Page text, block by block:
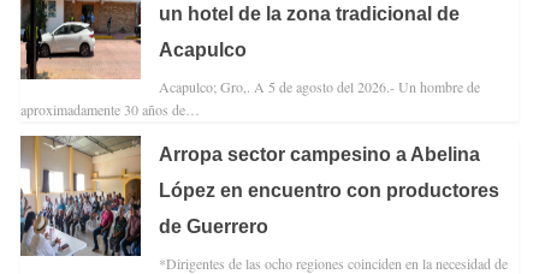
un hotel de la zona tradicional de
Acapulco
Acapulco; Gro,. A 5 de agosto del 2026.- Un hombre de
aproximadamente 30 años de…
Arropa sector campesino a Abelina
López en encuentro con productores
de Guerrero
*Dirigentes de las ocho regiones coinciden en la necesidad de